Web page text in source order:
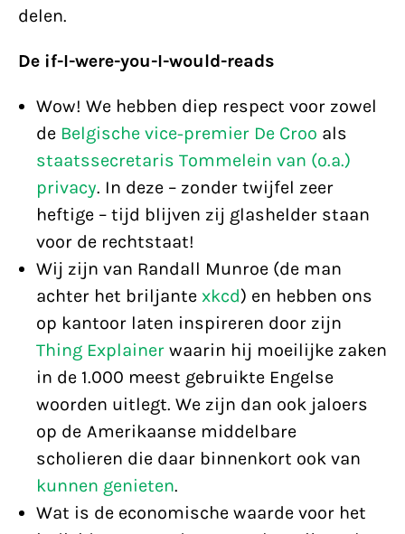
delen.
De if-I-were-you-I-would-reads
Wow! We hebben diep respect voor zowel
de Belgische vice-premier De Croo als
staatssecretaris Tommelein van (o.a.)
privacy. In deze – zonder twijfel zeer
heftige – tijd blijven zij glashelder staan
voor de rechtstaat!
Wij zijn van Randall Munroe (de man
achter het briljante xkcd) en hebben ons
op kantoor laten inspireren door zijn
Thing Explainer waarin hij moeilijke zaken
in de 1.000 meest gebruikte Engelse
woorden uitlegt. We zijn dan ook jaloers
op de Amerikaanse middelbare
scholieren die daar binnenkort ook van
kunnen genieten.
Wat is de economische waarde voor het